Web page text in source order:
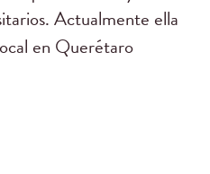
Actualmente ella
en Querétaro